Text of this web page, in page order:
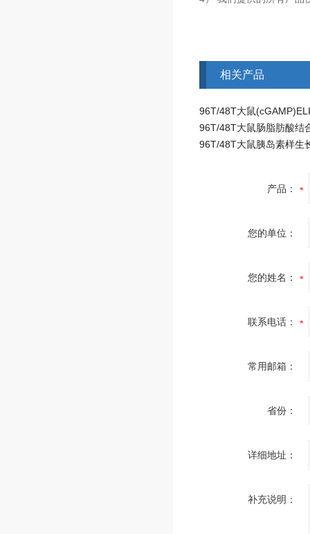
相关产品
产品：
您的单位：
您的姓名：
联系电话：
常用邮箱：
省份：
详细地址：
补充说明：